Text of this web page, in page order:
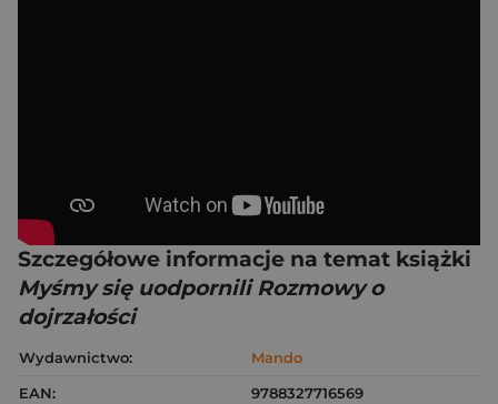
Szczegółowe informacje na temat książki
Myśmy się uodpornili Rozmowy o
dojrzałości
Wydawnictwo:
Mando
EAN:
9788327716569